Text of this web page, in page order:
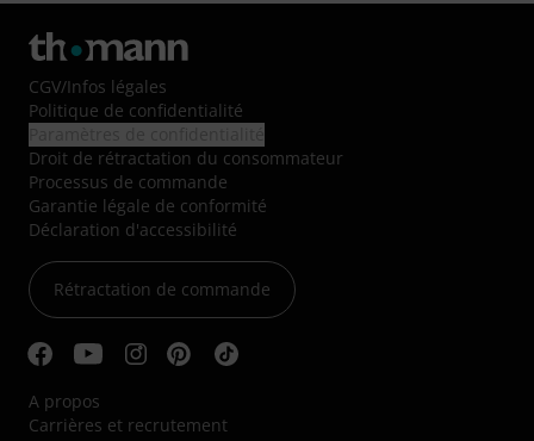
CGV/Infos légales
Politique de confidentialité
Droit de rétractation du consommateur
Processus de commande
Garantie légale de conformité
Déclaration d'accessibilité
Rétractation de commande
A propos
Carrières et recrutement